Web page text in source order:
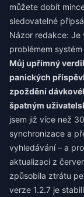
můžete dobít
sledovatelné
Názor redakce: Je
problémem
Můj upřímný
panických
zpoždění
špatným
jsem již více než
synchronizace a
vyhledávání – a
aktualizaci z
způsobila ztrátu
verze 1.2.7 je